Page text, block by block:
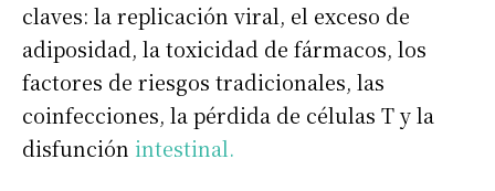
claves: la replicación viral, el exceso de
adiposidad, la toxicidad de fármacos, los
factores de riesgos tradicionales, las
coinfecciones, la pérdida de células T y la
disfunción intestinal.